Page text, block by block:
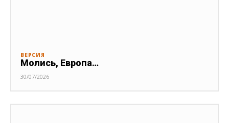
ВЕРСИЯ
Молись, Европа…
30/07/2026